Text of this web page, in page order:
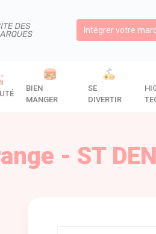
Intégrer votre
BIEN
MANGER
SE
DIVERTIR
- ST